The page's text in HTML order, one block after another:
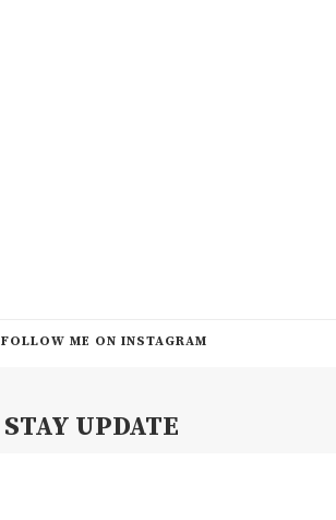
FOLLOW ME ON INSTAGRAM
STAY UPDATE